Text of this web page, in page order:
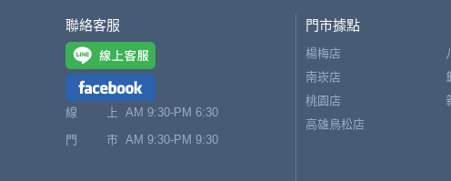
聯絡客服
線 上 AM 9:30-PM 6:30
門 市 AM 9:30-PM 9:30
門市據點
楊梅店
南崁店
桃園店
高雄鳥松店